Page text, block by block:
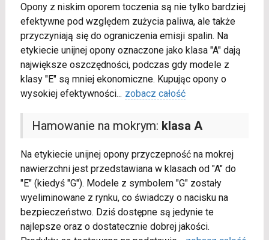
Opony z niskim oporem toczenia są nie tylko bardziej
efektywne pod względem zużycia paliwa, ale także
przyczyniają się do ograniczenia emisji spalin. Na
etykiecie unijnej opony oznaczone jako klasa "A" dają
największe oszczędności, podczas gdy modele z
klasy "E" są mniej ekonomiczne. Kupując opony o
wysokiej efektywności... zobacz całość
Hamowanie na mokrym: klasa A
Na etykiecie unijnej opony przyczepność na mokrej
nawierzchni jest przedstawiana w klasach od "A" do
"E" (kiedyś "G"). Modele z symbolem "G" zostały
wyeliminowane z rynku, co świadczy o nacisku na
bezpieczeństwo. Dziś dostępne są jedynie te
najlepsze oraz o dostatecznie dobrej jakości.